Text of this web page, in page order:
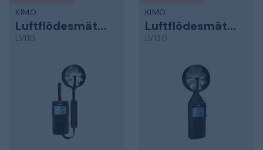
KIMO
Luftflödesmätare
LV110
KIMO
Luftflödesmätare
LV130